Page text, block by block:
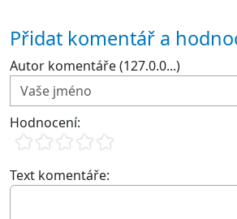
Přidat komentář a
Autor komentáře (127.0.0...)
Hodnocení:
Text komentáře: